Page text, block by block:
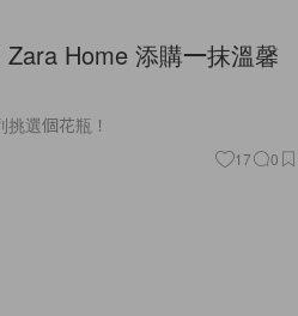
Home 添購一抹溫馨
選個花瓶！
17 0